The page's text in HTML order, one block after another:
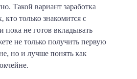
Такой вариант заработка
кто только знакомится с
пока не готов вкладывать
не только получить первую
но и лучше понять как